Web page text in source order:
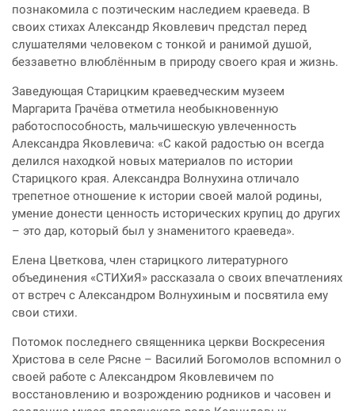
познакомила с поэтическим наследием краеведа. В
своих стихах Александр Яковлевич предстал перед
слушателями человеком с тонкой и ранимой душой,
беззаветно влюблённым в природу своего края и жизнь.
Заведующая Старицким краеведческим музеем
Маргарита Грачёва отметила необыкновенную
работоспособность, мальчишескую увлеченность
Александра Яковлевича: «С какой радостью он всегда
делился находкой новых материалов по истории
Старицкого края. Александра Волнухина отличало
трепетное отношение к истории своей малой родины,
умение донести ценность исторических крупиц до других
– это дар, который был у знаменитого краеведа».
Елена Цветкова, член старицкого литературного
объединения «СТИХиЯ» рассказала о своих впечатлениях
от встреч с Александром Волнухиным и посвятила ему
свои стихи.
Потомок последнего священника церкви Воскресения
Христова в селе Рясне – Василий Богомолов вспомнил о
своей работе с Александром Яковлевичем по
восстановлению и возрождению родников и часовен и